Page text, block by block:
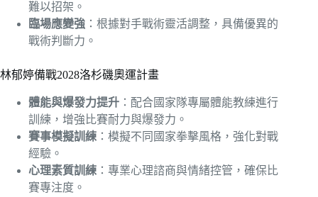
難以招架。
臨場應變強 ：根據對手戰術靈活調整，具備優異的
戰術判斷力。
林郁婷備戰2028洛杉磯奧運計畫
體能與爆發力提升 ：配合國家隊專屬體能教練進行
訓練，增強比賽耐力與爆發力。
賽事模擬訓練 ：模擬不同國家拳擊風格，強化對戰
經驗。
心理素質訓練 ：專業心理諮商與情緒控管，確保比
賽專注度。